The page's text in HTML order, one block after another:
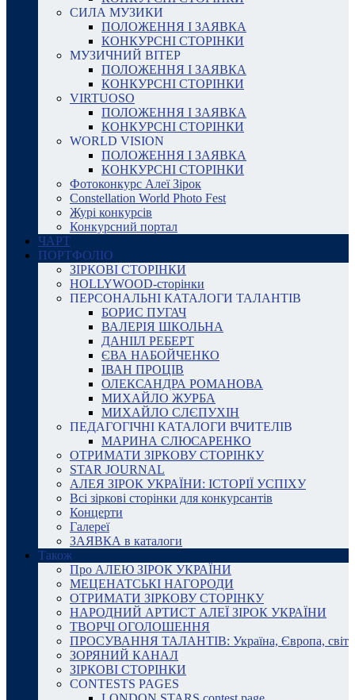
СИЛА МУЗИКИ
ПОЛОЖЕННЯ І ЗАЯВКА
КОНКУРСНІ СТОРІНКИ
МУЗИЧНИЙ ВІТЕР
ПОЛОЖЕННЯ І ЗАЯВКА
КОНКУРСНІ СТОРІНКИ
VIRTUOSO
ПОЛОЖЕННЯ І ЗАЯВКА
КОНКУРСНІ СТОРІНКИ
WORLD VISION
ПОЛОЖЕННЯ І ЗАЯВКА
КОНКУРСНІ СТОРІНКИ
Фотоконкурс Алеї Зірок
Constellation World Photo Fest
Журі конкурсів
Конкурсний портал
ЧАРТ
ПОРТФОЛІО
ЗІРКОВІ СТОРІНКИ
HOLLYWOOD-сторінки
ПЕРСОНАЛЬНІ КАТАЛОГИ ТАЛАНТІВ
БОРИС ПУГАЧ
ВАЛЕРІЯ ШКОЛЬНА
ДАНІІЛ РЕБЕРТ
ЄВА НАБОЙЧЕНКО
ІВАН ПРОЦІВ
ОЛЕКСАНДРА РОМАНОВА
МИХАЙЛО ЖУРБА
МИХАЙЛО СЛЄПУХІН
ПЕДАГОГІЧНІ КАТАЛОГИ ВЧИТЕЛІВ
МАРИНА СЛЮСАРЕНКО
ОТРИМАТИ ЗІРКОВУ СТОРІНКУ
STAR JOURNAL
АЛЕЯ ЗІРОК УКРАЇНИ: ІСТОРІЇ УСПІХУ
Всі зіркові сторінки для конкурсантів
Концерти
Галереї
ЗАЯВКА в каталоги
Також
Про АЛЕЮ ЗІРОК УКРАЇНИ
МЕЦЕНАТСЬКІ НАГОРОДИ
ОТРИМАТИ ЗІРКОВУ СТОРІНКУ
НАРОДНИЙ АРТИСТ АЛЕЇ ЗІРОК УКРАЇНИ
ТВОРЧІ ОГОЛОШЕННЯ
ПРОСУВАННЯ ТАЛАНТІВ: Україна, Європа, світ
ЗОРЯНИЙ КАНАЛ
ЗІРКОВІ СТОРІНКИ
CONTESTS PAGES